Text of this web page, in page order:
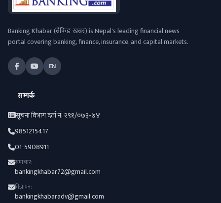
Banking Khabar (बैंकिङ खबर) is Nepal's leading financial news
portal covering banking, finance, insurance, and capital markets.
EN
सम्पर्क
सूचना विभाग दर्ता नं: २९१/०७३-७४
9851215417
01-5908911
समाचार:
bankingkhabar72@gmail.com
विज्ञापन:
bankingkhabaradv@gmail.com